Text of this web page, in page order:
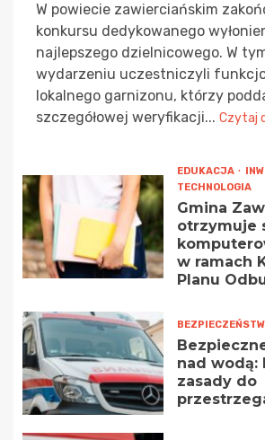
W powiecie zawierciańskim
konkursu dedykowanego
najlepszego dzielnicowego. W
wydarzeniu uczestniczyli
lokalnego garnizonu, którzy
szczegółowej weryfikacji... Czytaj
EDUKACJA
TECHNOLOGIA
Gmina
otrzymuje
w ramach
Planu
nad wodą:
zasady do